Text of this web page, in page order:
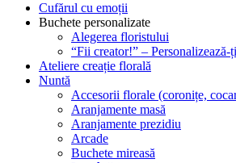
Cufărul cu emoții
Buchete personalizate
Alegerea floristului
“Fii creator!” – Personalizează-
Ateliere creație florală
Nuntă
Accesorii florale (coronițe,
Aranjamente masă
Aranjamente prezidiu
Arcade
Buchete mireasă